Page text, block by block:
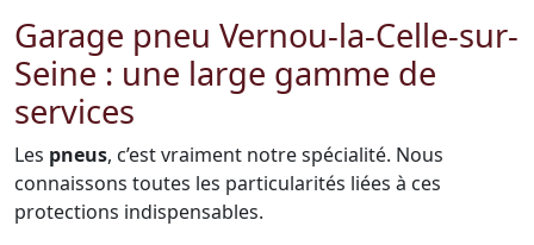
Garage pneu Vernou-la-Celle-sur-
Seine : une large gamme de
services
Les pneus, c’est vraiment notre spécialité. Nous
connaissons toutes les particularités liées à ces
protections indispensables.